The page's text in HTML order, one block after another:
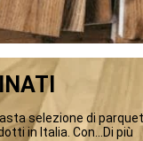
selezione di parquet
in Italia. Con...Di più